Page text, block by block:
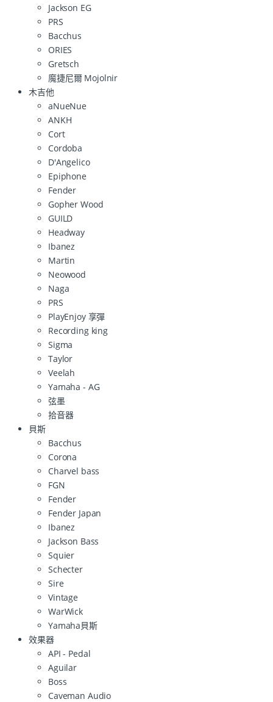
Jackson EG
PRS
Bacchus
ORIES
Gretsch
魔捷尼爾 Mojolnir
木吉他
aNueNue
ANKH
Cort
Cordoba
D'Angelico
Epiphone
Fender
Gopher Wood
GUILD
Headway
Ibanez
Martin
Neowood
Naga
PRS
PlayEnjoy 享彈
Recording king
Sigma
Taylor
Veelah
Yamaha - AG
弦墨
拾音器
貝斯
Bacchus
Corona
Charvel bass
FGN
Fender
Fender Japan
Ibanez
Jackson Bass
Squier
Schecter
Sire
Vintage
WarWick
Yamaha貝斯
效果器
API - Pedal
Aguilar
Boss
Caveman Audio